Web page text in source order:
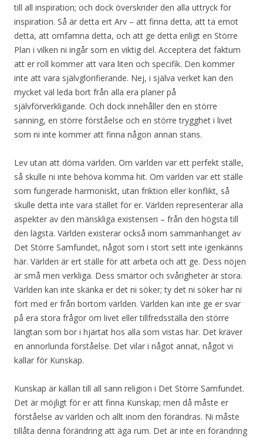
till all inspiration; och dock överskrider den alla uttryck för
inspiration. Så är detta ert Arv – att finna detta, att ta emot
detta, att omfamna detta, och att ge detta enligt en Större
Plan i vilken ni ingår som en viktig del. Acceptera det faktum
att er roll kommer att vara liten och specifik. Den kommer
inte att vara självglorifierande. Nej, i själva verket kan den
mycket väl leda bort från alla era planer på
självförverkligande. Och dock innehåller den en större
sanning, en större förståelse och en större trygghet i livet
som ni inte kommer att finna någon annan stans.
Lev utan att döma världen. Om världen var ett perfekt ställe,
så skulle ni inte behöva komma hit. Om världen var ett ställe
som fungerade harmoniskt, utan friktion eller konflikt, så
skulle detta inte vara stället för er. Världen representerar alla
aspekter av den mänskliga existensen – från den högsta till
den lägsta. Världen existerar också inom sammanhanget av
Det Större Samfundet, något som i stort sett inte igenkänns
här. Världen är ert ställe för att arbeta och att ge. Dess nöjen
är små men verkliga. Dess smärtor och svårigheter är stora.
Världen kan inte skänka er det ni söker; ty det ni söker har ni
fört med er från bortom världen. Världen kan inte ge er svar
på era stora frågor om livet eller tillfredsställa den större
längtan som bor i hjärtat hos alla som vistas här. Det kräver
en annorlunda förståelse. Det vilar i något annat, något vi
kallar för Kunskap.
Kunskap är källan till all sann religion i Det Större Samfundet.
Det är möjligt för er att finna Kunskap; men då måste er
förståelse av världen och allt inom den förändras. Ni måste
tillåta denna förändring att äga rum. Det är inte en förändring